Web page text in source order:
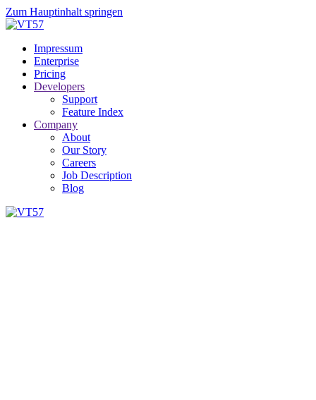
Zum Hauptinhalt springen
Impressum
Enterprise
Pricing
Developers
Support
Feature Index
Company
About
Our Story
Careers
Job Description
Blog